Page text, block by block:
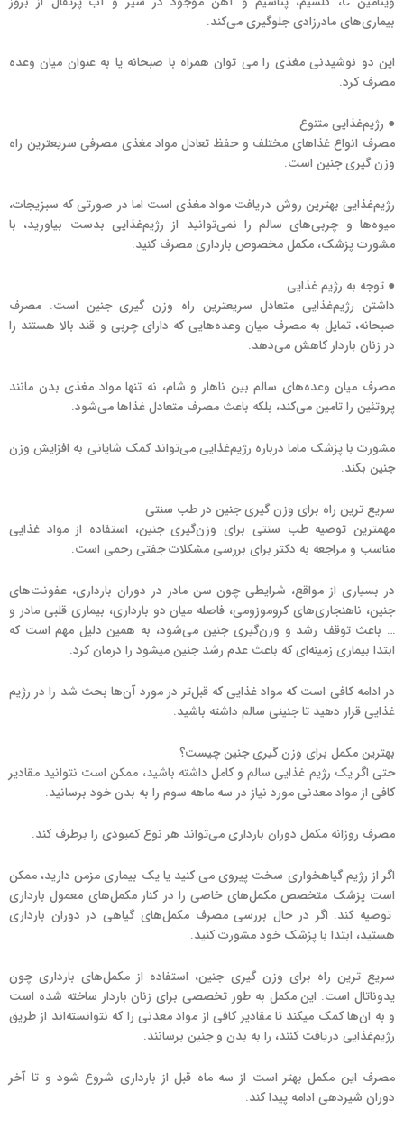
بیماری‌های مادرزادی جلوگیری می‌کند.
این دو نوشیدنی مغذی را می توان همراه با صبحانه یا به عنوان میان وعده
مصرف کرد.
● رژیم‌غذایی متنوع
مصرف انواع غذاهای مختلف و حفظ تعادل مواد مغذی مصرفی سریعترین راه
وزن گیری جنین است.
رژیم‌غذایی بهترین روش دریافت مواد مغذی است اما در صورتی که سبزیجات،
میوه‌ها و چربی‌های سالم را نمی‌توانید از رژیم‌غذایی بدست بیاورید، با
مشورت پزشک، مکمل مخصوص بارداری مصرف کنید.
● توجه به رژیم غذایی
داشتن رژیم‌غذایی متعادل سریعترین راه وزن گیری جنین است. مصرف
صبحانه، تمایل به مصرف میان وعده‌هایی که دارای چربی و قند بالا هستند را
در زنان باردار کاهش می‌دهد.
مصرف میان وعده‌های سالم بین ناهار و شام، نه تنها مواد مغذی بدن مانند
پروتئین را تامین می‌کند، بلکه باعث مصرف متعادل غذاها می‌شود.
مشورت با پزشک ماما درباره رژیم‌غذایی می‌تواند کمک شایانی به افزایش وزن
جنین بکند.
سریع ترین راه برای وزن گیری جنین در طب سنتی
مهمترین توصیه طب سنتی برای وزن‌گیری جنین، استفاده از مواد غذایی
مناسب و مراجعه به دکتر برای بررسی مشکلات جفتی رحمی است.
در بسیاری از مواقع، شرایطی چون سن مادر در دوران بارداری، عفونت‌های
جنین، ناهنجاری‌های کروموزومی، فاصله میان دو بارداری، بیماری قلبی مادر و
… باعث توقف رشد و وزن‌گیری جنین می‌شود، به همین دلیل مهم است که
ابتدا بیماری زمینه‌ای که باعث عدم رشد جنین میشود را درمان کرد.
در ادامه کافی است که مواد غذایی که قبل‌تر در مورد آن‌ها بحث شد را در رژیم
غذایی قرار دهید تا جنینی سالم داشته باشید.
بهترین مکمل برای وزن گیری جنین چیست؟
حتی اگر یک رژیم غذایی سالم و کامل داشته باشید، ممکن است نتوانید مقادیر
کافی از مواد معدنی مورد نیاز در سه ماهه سوم را به بدن خود برسانید.
مصرف روزانه مکمل دوران بارداری می‌تواند هر نوع کمبودی را برطرف کند.
اگر از رژیم گیاهخواری سخت پیروی می کنید یا یک بیماری مزمن دارید، ممکن
است پزشک متخصص مکمل‌های خاصی را در کنار مکمل‌های معمول بارداری
توصیه کند. اگر در حال بررسی مصرف مکمل‌های گیاهی در دوران بارداری
هستید، ابتدا با پزشک خود مشورت کنید.
سریع ترین راه برای وزن گیری جنین، استفاده از مکمل‌های بارداری چون
یدوناتال است. این مکمل به طور تخصصی برای زنان باردار ساخته شده است
و به ان‌ها کمک میکند تا مقادیر کافی از مواد معدنی را که نتوانسته‌اند از طریق
رژیم‌غذایی دریافت کنند، را به بدن و جنین برسانند.
مصرف این مکمل بهتر است از سه ماه قبل از بارداری شروع شود و تا آخر
دوران شیردهی ادامه پیدا کند.